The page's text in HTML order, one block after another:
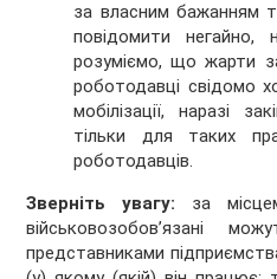
за власним
повідомити
розуміємо, що жарти
роботодавці свідомо
мобілізації, наразі
тільки для таких
роботодавців.
Зверніть увагу: за
військовозобов’язані
представниками